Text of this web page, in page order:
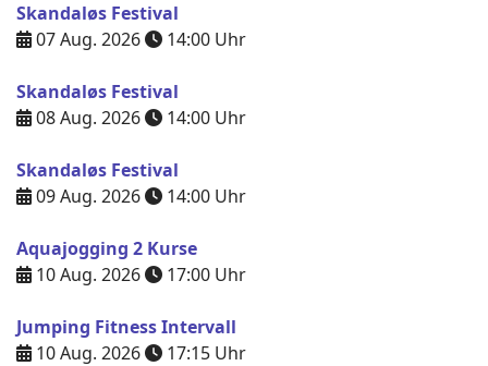
Skandaløs Festival
07 Aug. 2026
14:00 Uhr
Skandaløs Festival
08 Aug. 2026
14:00 Uhr
Skandaløs Festival
09 Aug. 2026
14:00 Uhr
Aquajogging 2 Kurse
10 Aug. 2026
17:00 Uhr
Jumping Fitness Intervall
10 Aug. 2026
17:15 Uhr